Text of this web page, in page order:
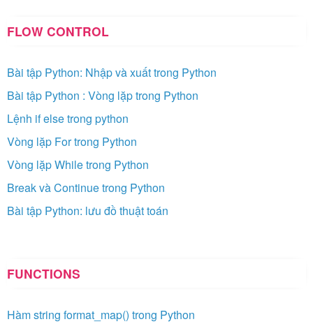
FLOW CONTROL
Bài tập Python: Nhập và xuất trong Python
Bài tập Python : Vòng lặp trong Python
Lệnh if else trong python
Vòng lặp For trong Python
Vòng lặp While trong Python
Break và Continue trong Python
Bài tập Python: lưu đồ thuật toán
FUNCTIONS
Hàm string format_map() trong Python